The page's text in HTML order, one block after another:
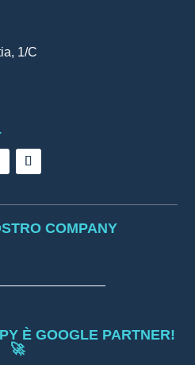
1/C
COMPANY
È GOOGLE PARTNER!
🚀